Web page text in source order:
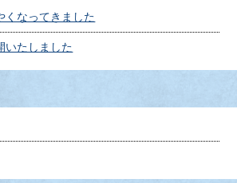
くなってきました
いたしました